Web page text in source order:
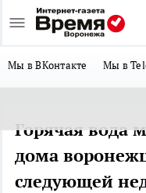
Мы в ВКонтакте Мы в
Горячая вода
дома
следующей